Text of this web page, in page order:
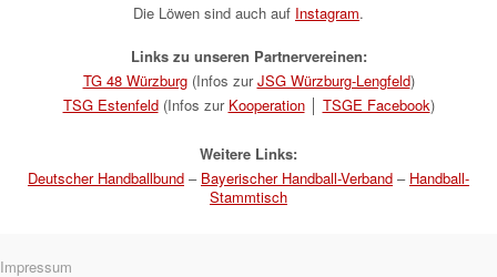
Die Löwen sind auch auf Instagram.
Links zu unseren Partnervereinen:
TG 48 Würzburg(Infos zurJSG Würzburg-Lengfeld)
TSG Estenfeld(Infos zur Kooperation│ TSGE Facebook)
Weitere Links:
Deutscher Handballbund – Bayerischer Handball-Verband – Handball-
Stammtisch
Navigation
Impressum